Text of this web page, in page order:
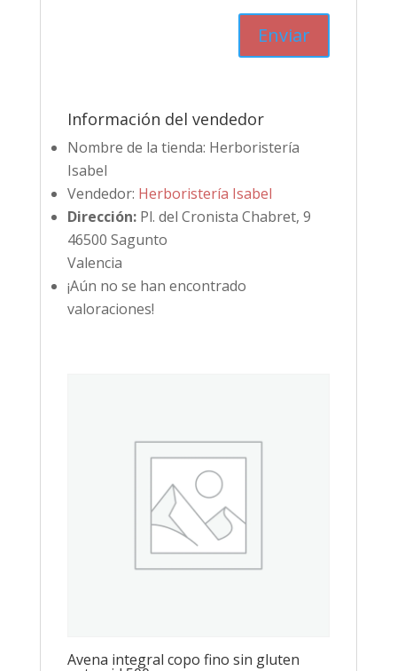
Información del vendedor
Nombre de la tienda: Herboristería
Isabel
Vendedor: Herboristería Isabel
Dirección: Pl. del Cronista Chabret, 9
46500 Sagunto
Valencia
¡Aún no se han encontrado
valoraciones!
Avena integral copo fino sin gluten